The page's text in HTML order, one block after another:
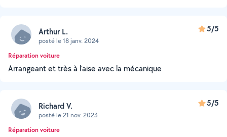
Arthur L.
posté le 18 janv. 2024
5/5
Réparation voiture
Arrangeant et très à l'aise avec la mécanique
Richard V.
posté le 21 nov. 2023
5/5
Réparation voiture